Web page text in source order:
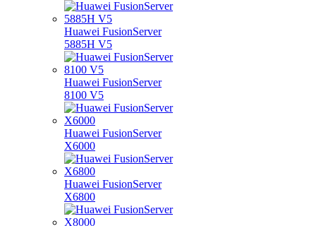
Huawei FusionServer
5885H V5
Huawei FusionServer
8100 V5
Huawei FusionServer
X6000
Huawei FusionServer
X6800